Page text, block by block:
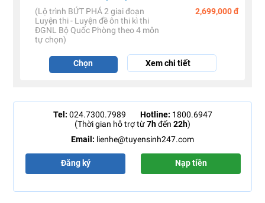
(Lộ trình BỨT PHÁ 2 giai đoạn
Luyện thi - Luyện đề ôn thi kì thi
ĐGNL Bộ Quốc Phòng theo 4 môn
tự chọn)
2,699,000 đ
Chọn Xem chi tiết
Tel: 024.7300.7989 Hotline: 1800.6947
(Thời gian hỗ trợ từ7hđến 22h)
Email: lienhe@tuyensinh247.com
Đăng ký Nạp tiền